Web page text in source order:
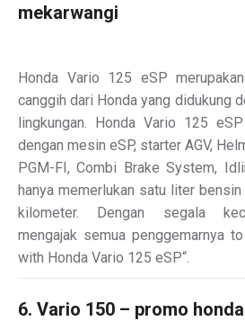
mekarwangi
Honda Vario 125 eSP
canggih dari Honda yang didukung
lingkungan. Honda Vario 125
dengan mesin eSP, starter AGV,
PGM-FI, Combi Brake System,
hanya memerlukan satu liter
kilometer. Dengan segala
mengajak semua penggemarnya
with Honda Vario 125 eSP“.
6. Vario 150 – promo